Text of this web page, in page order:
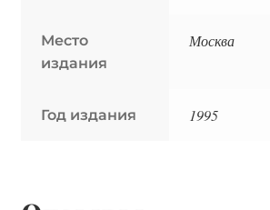
Место
издания
Москва
Год издания 1995